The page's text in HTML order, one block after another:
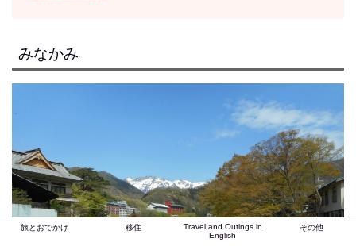
みなかみ
旅とおでかけ 移住
Travel and Outings in
English
その他